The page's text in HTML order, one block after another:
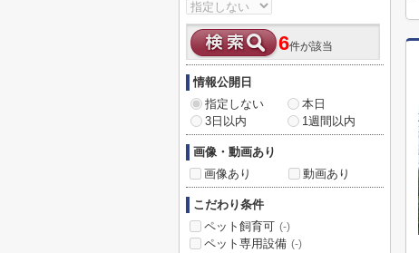
6件が該当
情報公開日
指定しない
本日
3日以内
1週間以内
画像・動画あり
画像あり
動画あり
こだわり条件
ペット飼育可 (-)
ペット専用設備 (-)